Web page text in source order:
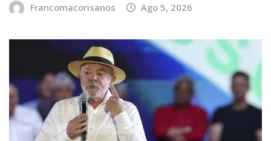
Francomacorisanos Ago 5, 2026